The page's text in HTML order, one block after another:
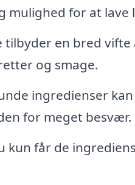
mulighed for at
tilbyder en bred
og smage.
ingredienser
for meget besvær.
kun får de